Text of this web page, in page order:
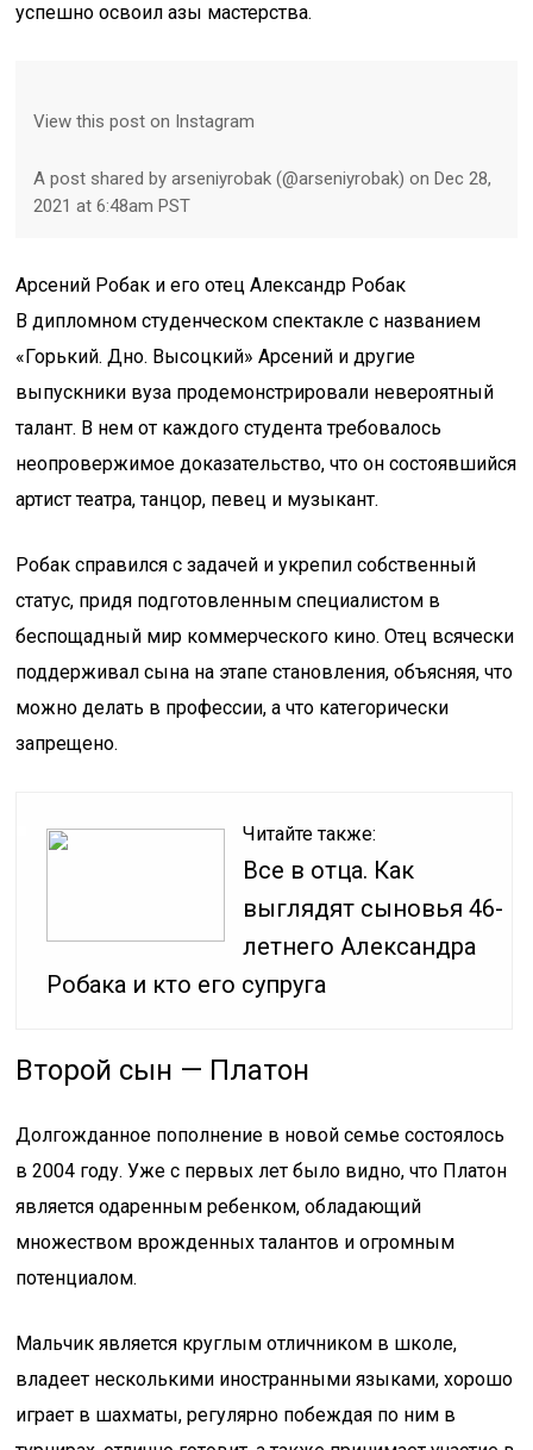
успешно освоил азы мастерства.
View this post on Instagram
A post shared by arseniyrobak (@arseniyrobak) on Dec 28,
2021 at 6:48am PST
Арсений Робак и его отец Александр Робак
В дипломном студенческом спектакле с названием
«Горький. Дно. Высоцкий» Арсений и другие
выпускники вуза продемонстрировали невероятный
талант. В нем от каждого студента требовалось
неопровержимое доказательство, что он состоявшийся
артист театра, танцор, певец и музыкант.
Робак справился с задачей и укрепил собственный
статус, придя подготовленным специалистом в
беспощадный мир коммерческого кино. Отец всячески
поддерживал сына на этапе становления, объясняя, что
можно делать в профессии, а что категорически
запрещено.
Читайте также:
Все в отца. Как
выглядят сыновья 46-
летнего Александра
Робака и кто его супруга
Второй сын — Платон
Долгожданное пополнение в новой семье состоялось
в 2004 году. Уже с первых лет было видно, что Платон
является одаренным ребенком, обладающий
множеством врожденных талантов и огромным
потенциалом.
Мальчик является круглым отличником в школе,
владеет несколькими иностранными языками, хорошо
играет в шахматы, регулярно побеждая по ним в